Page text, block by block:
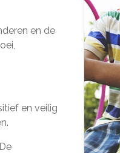
en de
en veilig